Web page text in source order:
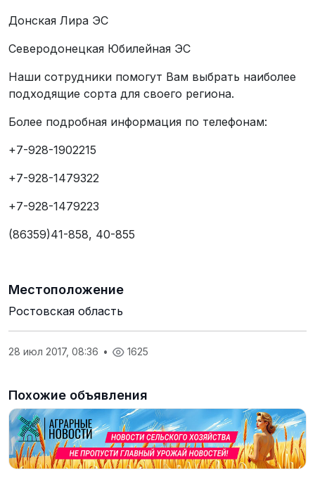
Донская Лира ЭС
Северодонецкая Юбилейная ЭС
Наши сотрудники помогут Вам выбрать наиболее
подходящие сорта для своего региона.
Более подробная информация по телефонам:
+7-928-1902215
+7-928-1479322
+7-928-1479223
(86359)41-858, 40-855
Местоположение
Ростовская область
28 июл 2017, 08:36 • 1625
Похожие объявления